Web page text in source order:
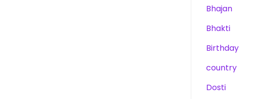
Bhajan
Bhakti
Birthday
country
Dosti